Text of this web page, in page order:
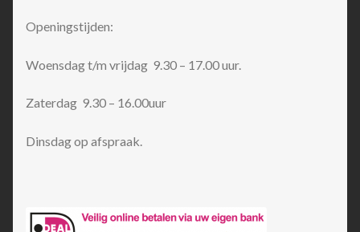
Openingstijden:
Woensdag t/m vrijdag 9.30 – 17.00 uur.
Zaterdag 9.30 – 16.00uur
Dinsdag op afspraak.